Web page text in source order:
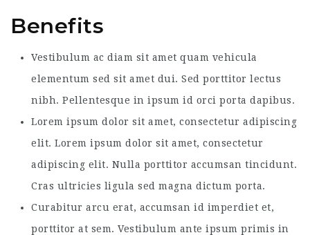
Benefits
Vestibulum ac diam sit amet quam vehicula
elementum sed sit amet dui. Sed porttitor lectus
nibh. Pellentesque in ipsum id orci porta dapibus.
Lorem ipsum dolor sit amet, consectetur adipiscing
elit. Lorem ipsum dolor sit amet, consectetur
adipiscing elit. Nulla porttitor accumsan tincidunt.
Cras ultricies ligula sed magna dictum porta.
Curabitur arcu erat, accumsan id imperdiet et,
porttitor at sem. Vestibulum ante ipsum primis in